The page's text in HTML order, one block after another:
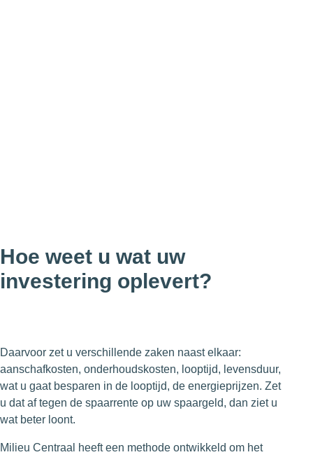
Hoe weet u wat uw
investering oplevert?
Daarvoor zet u verschillende zaken naast elkaar:
aanschafkosten, onderhoudskosten, looptijd, levensduur,
wat u gaat besparen in de looptijd, de energieprijzen. Zet
u dat af tegen de spaarrente op uw spaargeld, dan ziet u
wat beter loont.
Milieu Centraal heeft een methode ontwikkeld om het